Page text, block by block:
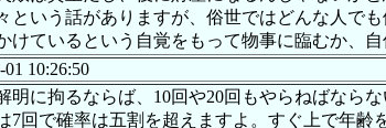
という話がありますが、俗世ではどんな人で
けているという自覚をもって物事に臨むか、
01 10:26:50
明に拘るならば、10回や20回もやらねばなら
7回で確率は五割を超えますよ。すぐ上で年